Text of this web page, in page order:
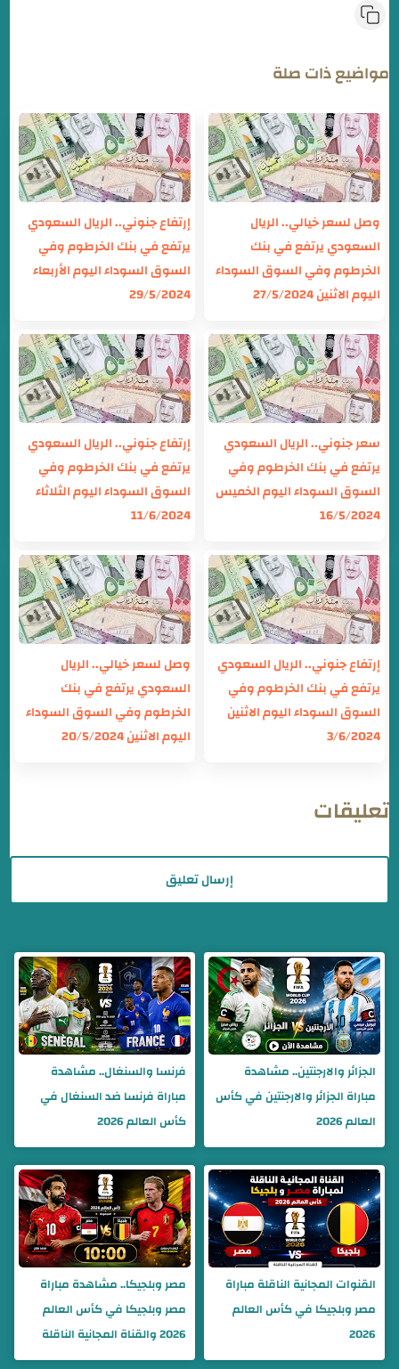
مواضيع ذات صلة
وصل لسعر خيالي.. الريال
السعودي يرتفع في بنك
الخرطوم وفي السوق السوداء
اليوم الاثنين 27/5/2024
إرتفاع جنوني.. الريال السعودي
يرتفع في بنك الخرطوم وفي
السوق السوداء اليوم الأربعاء
29/5/2024
سعر جنوني.. الريال السعودي
يرتفع في بنك الخرطوم وفي
السوق السوداء اليوم الخميس
16/5/2024
إرتفاع جنوني.. الريال السعودي
يرتفع في بنك الخرطوم وفي
السوق السوداء اليوم الثلاثاء
11/6/2024
إرتفاع جنوني.. الريال السعودي
يرتفع في بنك الخرطوم وفي
السوق السوداء اليوم الاثنين
3/6/2024
وصل لسعر خيالي.. الريال
السعودي يرتفع في بنك
الخرطوم وفي السوق السوداء
اليوم الاثنين 20/5/2024
تعليقات
إرسال تعليق
الجزائر والارجنتين.. مشاهدة
مباراة الجزائر والارجنتين في كأس
العالم 2026
فرنسا والسنغال.. مشاهدة
مباراة فرنسا ضد السنغال في
كأس العالم 2026
القنوات المجانية الناقلة مباراة
مصر وبلجيكا في كأس العالم
2026
مصر وبلجيكا.. مشاهدة مباراة
مصر وبلجيكا في كأس العالم
2026 والقناة المجانية الناقلة